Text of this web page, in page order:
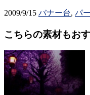
2009/9/15 バナー台, パ
こちらの素材もお